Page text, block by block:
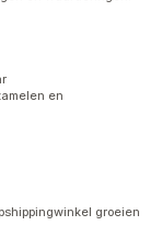
en
groeien